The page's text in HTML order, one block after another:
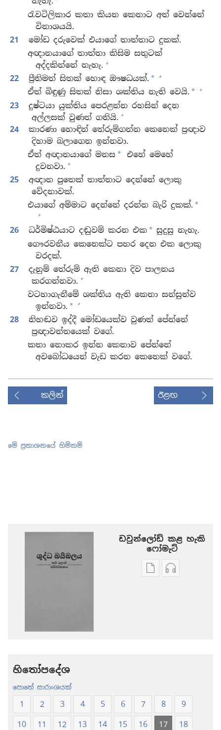
රැවටිලිකාර කතා කියන කෙනාට අත් වෙන්නේ
විනාශයයි.
21
මෝඩ දරුවෙක් එයාගේ තාත්තාට දුකක්.
අඥානයාගේ තාත්තා කිසිම සතුටක්
අද්දකින්නේ නැහැ. +
22 ප්‍රීතිමත් සිතක් හොඳ ඖෂධයක්. * +
ඒත් බිඳුණු සිතක් නිසා ශක්තිය නැති වෙයි. * +
23
දුෂ්ටයා යුක්තිය පෙරළන්න රහසින් දෙන
අල්ලසක් වුණත් ගනියි. +
24
කාරණා හොඳින් තේරුම්ගන්න කෙනෙක් ප්‍රඥාව
දිහාම බලාගෙන ඉන්නවා.
ඒත් අඥානයාගේ මනස * එහේ මෙහේ
දුවනවා. +
25
අඥාන පුතෙක් තාත්තාට දෙන්නේ ලොකු
වේදනාවක්.
එයාගේ අම්මාට දෙන්නේ දරන්න බැරි දුකක්. *
+
26 ධර්මිෂ්ඨයාට දඬුවම් කරන එක * සුදුසු නැහැ.
ගෞරවනීය කෙනෙක්ට පහර දෙන එක ලොකු
වරදක්.
27
දැනුම් තේරුම් ඇති කෙනා දිව පාලනය
කරගන්නවා. +
වටහාගැනීමේ ශක්තිය ඇති කෙනා සන්සුන්ව
ඉන්නවා. * +
28
නිහඬව ඉද්දී මෝඩයෙක්ව වුණත් පේන්නේ
ප්‍රඥාවන්තයෙක් වගේ.
කතා නොකර ඉන්න කෙනාව පේන්නේ
අවබෝධයෙන් වැඩ කරන කෙනෙක් වගේ.
කලින් ඊළඟ
මේ ප්‍රකාශනයේ හිමිකම්
ඩවුන්ලෝඩ් කළ හැකි
‍‍ෆෝමැට්
ප්‍රකාශන
(2024
ඕඩියෝ
(2024
හිතෝපදේශ
පොතේ සාරාංශයක්
1 2 3 4 5 6 7 8
9
10
11 12 13 14 15 16 17
18